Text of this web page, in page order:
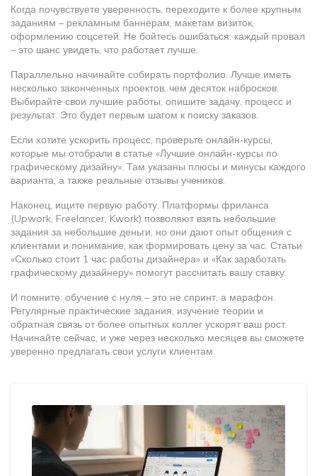
Когда почувствуете уверенность, переходите к более крупным
заданиям – рекламным баннерам, макетам визиток,
оформлению соцсетей. Не бойтесь ошибаться: каждый провал
– это шанс увидеть, что работает лучше.
Параллельно начинайте собирать портфолио. Лучше иметь
несколько законченных проектов, чем десяток набросков.
Выбирайте свои лучшие работы, опишите задачу, процесс и
результат. Это будет первым шагом к поиску заказов.
Если хотите ускорить процесс, проверьте онлайн‑курсы,
которые мы отобрали в статье «Лучшие онлайн-курсы по
графическому дизайну». Там указаны плюсы и минусы каждого
варианта, а также реальные отзывы учеников.
Наконец, ищите первую работу. Платформы фриланса
(Upwork, Freelancer, Kwork) позволяют взять небольшие
задания за небольшие деньги, но они дают опыт общения с
клиентами и понимание, как формировать цену за час. Статьи
«Сколько стоит 1 час работы дизайнера» и «Как заработать
графическому дизайнеру» помогут рассчитать вашу ставку.
И помните: обучение с нуля – это не спринт, а марафон.
Регулярные практические задания, изучение теории и
обратная связь от более опытных коллег ускорят ваш рост.
Начинайте сейчас, и уже через несколько месяцев вы сможете
уверенно предлагать свои услуги клиентам.